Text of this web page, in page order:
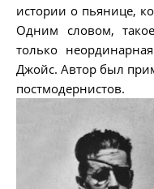
истории о пьянице,
Одним словом,
только
Джойс. Автор был
постмодернистов.